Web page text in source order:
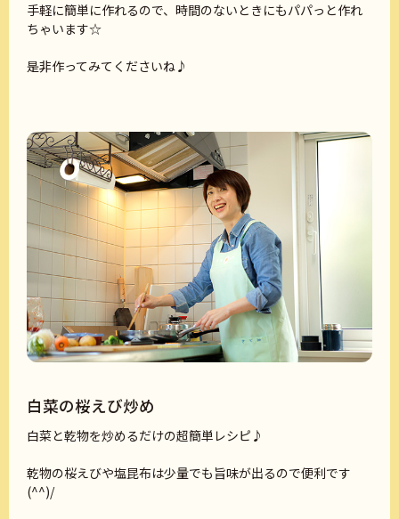
手軽に簡単に作れるので、時間のないときにもパパっと作れ
ちゃいます☆
是非作ってみてくださいね♪
白菜の桜えび炒め
白菜と乾物を炒めるだけの超簡単レシピ♪
乾物の桜えびや塩昆布は少量でも旨味が出るので便利です
(^^)/